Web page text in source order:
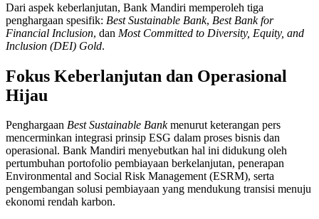
Dari aspek keberlanjutan, Bank Mandiri memperoleh tiga
penghargaan spesifik: Best Sustainable Bank, Best Bank for
Financial Inclusion, dan Most Committed to Diversity, Equity, and
Inclusion (DEI) Gold.
Fokus Keberlanjutan dan Operasional
Hijau
Penghargaan Best Sustainable Bankmenurut keterangan pers
mencerminkan integrasi prinsip ESG dalam proses bisnis dan
operasional. Bank Mandiri menyebutkan hal ini didukung oleh
pertumbuhan portofolio pembiayaan berkelanjutan, penerapan
Environmental and Social Risk Management (ESRM), serta
pengembangan solusi pembiayaan yang mendukung transisi menuju
ekonomi rendah karbon.